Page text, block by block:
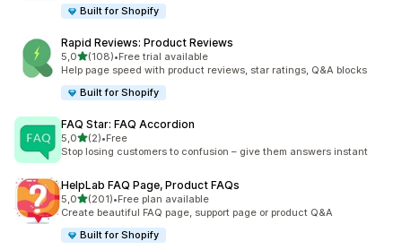
Built for Shopify
Rapid Reviews: Product Reviews
5,05 yıldız üzerinden
(108)
toplam 108 değerlendirme
•Free trial available
Help page speed with product reviews, star ratings, Q&A blocks
Built for Shopify
FAQ Star: FAQ Accordion
5,05 yıldız üzerinden
(2)
toplam 2 değerlendirme
•Free
Stop losing customers to confusion – give them answers instant
HelpLab FAQ Page, Product FAQs
5,05 yıldız üzerinden
(201)
toplam 201 değerlendirme
•Free plan available
Create beautiful FAQ page, support page or product Q&A
Built for Shopify